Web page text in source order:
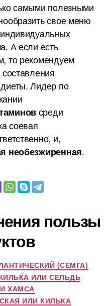
самыми полезными
свое меню
А если есть
то рекомендуем
Лидер по
среди
соевая
и,
необезжиренная.
пользы
(СЕМГА)
ИЛИ СЕЛЬДЬ
ХАМСА
ИЛИ КИЛЬКА